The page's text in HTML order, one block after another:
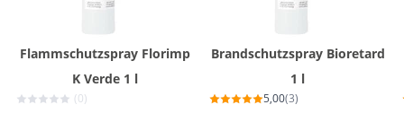
Flammschutzspray Florimp
K Verde 1 l
(0)
Brandschutzspray Bioretard
1 l
5,00(3)